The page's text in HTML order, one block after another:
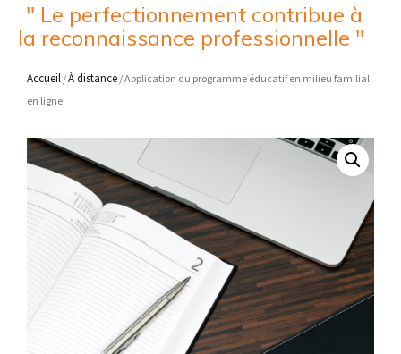
" Le perfectionnement contribue à
la reconnaissance professionnelle "
Accueil /À distance / Application du programme éducatif en milieu familial
en ligne